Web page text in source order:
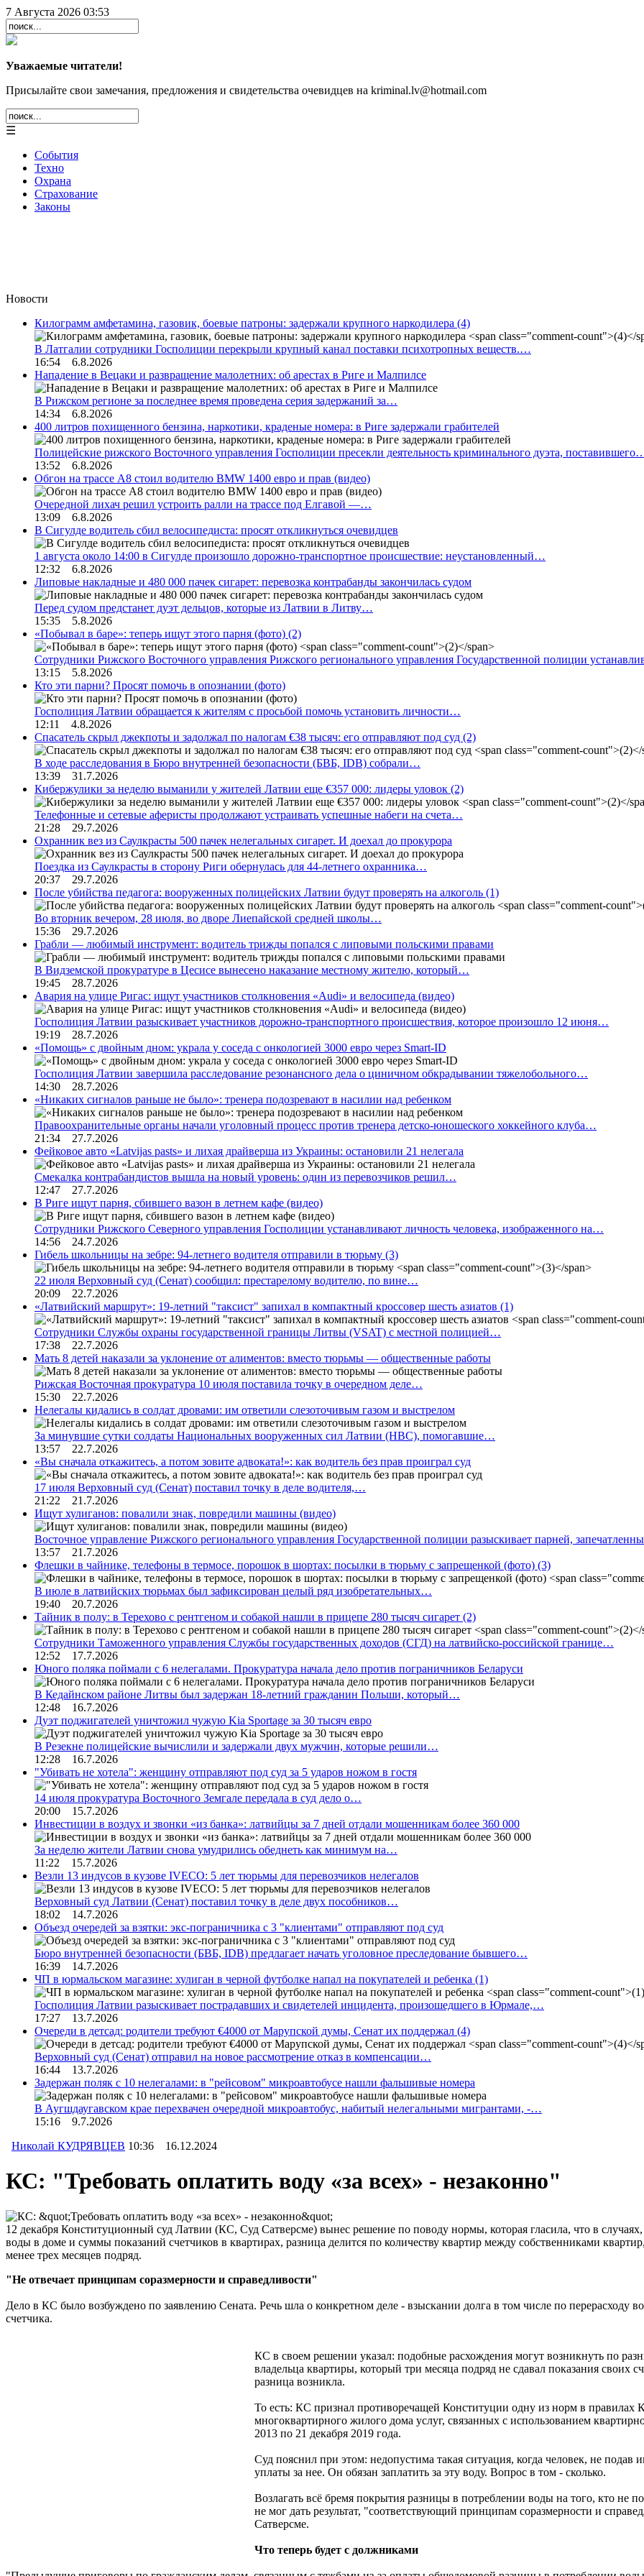
7 Августа 2026 03:53
Уважаемые читатели!
Присылайте свои замечания, предложения и свидетельства очевидцев на kriminal.lv@hotmail.com
☰
События
Техно
Охрана
Страхование
Законы
Новости
Килограмм амфетамина, газовик, боевые патроны: задержали крупного наркодилера (4)
В Латгалии сотрудники Госполиции перекрыли крупный канал поставки психотропных веществ.…
16:54 6.8.2026
Нападение в Вецаки и развращение малолетних: об арестах в Риге и Малпилсе
В Рижском регионе за последнее время проведена серия задержаний за…
14:34 6.8.2026
400 литров похищенного бензина, наркотики, краденые номера: в Риге задержали грабителей
Полицейские рижского Восточного управления Госполиции пресекли деятельность криминального дуэта,
13:52 6.8.2026
Обгон на трассе А8 стоил водителю BMW 1400 евро и прав (видео)
Очередной лихач решил устроить ралли на трассе под Елгавой —…
13:09 6.8.2026
В Сигулде водитель сбил велосипедиста: просят откликнуться очевидцев
1 августа около 14:00 в Сигулде произошло дорожно-транспортное происшествие: неустановленный…
12:32 6.8.2026
Липовые накладные и 480 000 пачек сигарет: перевозка контрабанды закончилась судом
Перед судом предстанет дуэт дельцов, которые из Латвии в Литву…
15:35 5.8.2026
«Побывал в баре»: теперь ищут этого парня (фото) (2)
Сотрудники Рижского Восточного управления Рижского регионального управления Государственной полиции
13:15 5.8.2026
Кто эти парни? Просят помочь в опознании (фото)
Госполиция Латвии обращается к жителям с просьбой помочь установить личности…
12:11 4.8.2026
Спасатель скрыл джекпоты и задолжал по налогам €38 тысяч: его отправляют под суд (2)
В ходе расследования в Бюро внутренней безопасности (БВБ, IDB) собрали…
13:39 31.7.2026
Кибержулики за неделю выманили у жителей Латвии еще €357 000: лидеры уловок (2)
Телефонные и сетевые аферисты продолжают устраивать успешные набеги на счета…
21:28 29.7.2026
Охранник вез из Саулкрасты 500 пачек нелегальных сигарет. И доехал до прокурора
Поездка из Саулкрасты в сторону Риги обернулась для 44-летнего охранника…
20:37 29.7.2026
После убийства педагога: вооруженных полицейских Латвии будут проверять на алкоголь (1)
Во вторник вечером, 28 июля, во дворе Лиепайской средней школы…
15:36 29.7.2026
Грабли — любимый инструмент: водитель трижды попался с липовыми польскими правами
В Видземской прокуратуре в Цесисе вынесено наказание местному жителю, который…
19:45 28.7.2026
Авария на улице Ригас: ищут участников столкновения «Audi» и велосипеда (видео)
Госполиция Латвии разыскивает участников дорожно-транспортного происшествия, которое произошло 12 июня…
19:19 28.7.2026
«Помощь» с двойным дном: украла у соседа с онкологией 3000 евро через Smart-ID
Госполиция Латвии завершила расследование резонансного дела о циничном обкрадывании тяжелобольного…
14:30 28.7.2026
«Никаких сигналов раньше не было»: тренера подозревают в насилии над ребенком
Правоохранительные органы начали уголовный процесс против тренера детско-юношеского хоккейного клуба…
21:34 27.7.2026
Фейковое авто «Latvijas pasts» и лихая драйверша из Украины: остановили 21 нелегала
Смекалка контрабандистов вышла на новый уровень: один из перевозчиков решил…
12:47 27.7.2026
В Риге ищут парня, сбившего вазон в летнем кафе (видео)
Сотрудники Рижского Северного управления Госполиции устанавливают личность человека, изображенного на…
14:56 24.7.2026
Гибель школьницы на зебре: 94-летнего водителя отправили в тюрьму (3)
22 июля Верховный суд (Сенат) сообщил: престарелому водителю, по вине…
20:09 22.7.2026
«Латвийский маршрут»: 19-летний "таксист" запихал в компактный кроссовер шесть азиатов (1)
Сотрудники Службы охраны государственной границы Литвы (VSAT) с местной полицией…
17:38 22.7.2026
Мать 8 детей наказали за уклонение от алиментов: вместо тюрьмы — общественные работы
Рижская Восточная прокуратура 10 июля поставила точку в очередном деле…
15:30 22.7.2026
Нелегалы кидались в солдат дровами: им ответили слезоточивым газом и выстрелом
За минувшие сутки солдаты Национальных вооруженных сил Латвии (НВС), помогавшие…
13:57 22.7.2026
«Вы сначала откажитесь, а потом зовите адвоката!»: как водитель без прав проиграл суд
17 июля Верховный суд (Сенат) поставил точку в деле водителя,…
21:22 21.7.2026
Ищут хулиганов: повалили знак, повредили машины (видео)
Восточное управление Рижского регионального управления Государственной полиции разыскивает парней,
13:57 21.7.2026
Флешки в чайнике, телефоны в термосе, порошок в шортах: посылки в тюрьму с запрещенкой (фото) (3)
В июле в латвийских тюрьмах был зафиксирован целый ряд изобретательных…
19:40 20.7.2026
Тайник в полу: в Терехово с рентгеном и собакой нашли в прицепе 280 тысяч сигарет (2)
Сотрудники Таможенного управления Службы государственных доходов (СГД) на латвийско-российской границе…
12:52 17.7.2026
Юного поляка поймали с 6 нелегалами. Прокуратура начала дело против пограничников Беларуси
В Кедайнском районе Литвы был задержан 18-летний гражданин Польши, который…
12:48 16.7.2026
Дуэт поджигателей уничтожил чужую Kia Sportage за 30 тысяч евро
В Резекне полицейские вычислили и задержали двух мужчин, которые решили…
12:28 16.7.2026
"Убивать не хотела": женщину отправляют под суд за 5 ударов ножом в гостя
14 июля прокуратура Восточного Земгале передала в суд дело о…
20:00 15.7.2026
Инвестиции в воздух и звонки «из банка»: латвийцы за 7 дней отдали мошенникам более 360 000
За неделю жители Латвии снова умудрились обеднеть как минимум на…
11:22 15.7.2026
Везли 13 индусов в кузове IVECO: 5 лет тюрьмы для перевозчиков нелегалов
Верховный суд Латвии (Сенат) поставил точку в деле двух пособников…
18:02 14.7.2026
Объезд очередей за взятки: экс-пограничника с 3 "клиентами" отправляют под суд
Бюро внутренней безопасности (БВБ, IDB) предлагает начать уголовное преследование бывшего…
16:39 14.7.2026
ЧП в юрмальском магазине: хулиган в черной футболке напал на покупателей и ребенка (1)
Госполиция Латвии разыскивает пострадавших и свидетелей инцидента, произошедшего в Юрмале,…
17:27 13.7.2026
Очереди в детсад: родители требуют €4000 от Марупской думы, Сенат их поддержал (4)
Верховный суд (Сенат) отправил на новое рассмотрение отказ в компенсации…
16:44 13.7.2026
Задержан поляк с 10 нелегалами: в "рейсовом" микроавтобусе нашли фальшивые номера
В Аугшдаугавском крае перехвачен очередной микроавтобус, набитый нелегальными мигрантами, -…
15:16 9.7.2026
Николай КУДРЯВЦЕВ 10:36 16.12.2024
КС: "Требовать оплатить воду «за всех» - незаконно"
12 декабря Конституционный суд Латвии (КС, Суд Сатверсме) вынес решение по поводу нормы, которая гласила, что в
воды в доме и суммы показаний счетчиков в квартирах, разница делится по количеству квартир между собственниками
менее трех месяцев подряд.
"Не отвечает принципам соразмерности и справедливости"
Дело в КС было возбуждено по заявлению Сената. Речь шла о конкретном деле - взыскании долга в том числе по перерасходу
счетчика.
КС в своем решении указал: подобные расхождения могут возникнуть по
владельца квартиры, который три месяца подряд не сдавал показания
разница возникла.
То есть: КС признал противоречащей Конституции одну из норм в
многоквартирного жилого дома услуг, связанных с использованием
2013 по 21 декабря 2019 года.
Суд пояснил при этом: недопустима такая ситуация, когда человек, не
уплаты за нее. Он обязан заплатить за эту воду. Вопрос в том - сколько.
Возлагать всё бремя покрытия разницы в потреблении воды на того, кто не
не мог дать результат, "соответствующий принципам соразмерности и
Сатверсме.
Что теперь будет с должниками